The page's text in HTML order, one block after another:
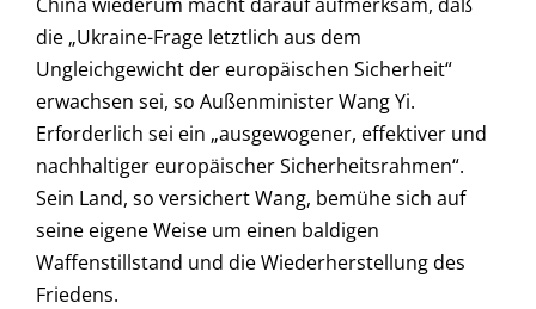
die „Ukraine-Frage letztlich aus dem
Ungleichgewicht der europäischen Sicherheit“
erwachsen sei, so Außenminister Wang Yi.
Erforderlich sei ein „ausgewogener, effektiver und
nachhaltiger europäischer Sicherheitsrahmen“.
Sein Land, so versichert Wang, bemühe sich auf
seine eigene Weise um einen baldigen
Waffenstillstand und die Wiederherstellung des
Friedens.